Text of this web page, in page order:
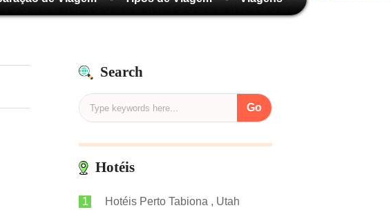
Search
Hotéis
Hotéis Perto Tabiona , Utah